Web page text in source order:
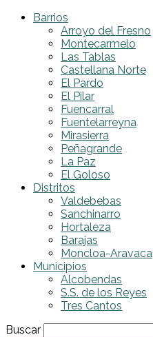
Barrios
Arroyo del Fresno
Montecarmelo
Las Tablas
Castellana Norte
El Pardo
El Pilar
Fuencarral
Fuentelarreyna
Mirasierra
Peñagrande
La Paz
El Goloso
Distritos
Valdebebas
Sanchinarro
Hortaleza
Barajas
Moncloa-Aravaca
Municipios
Alcobendas
S.S. de los Reyes
Tres Cantos
Buscar